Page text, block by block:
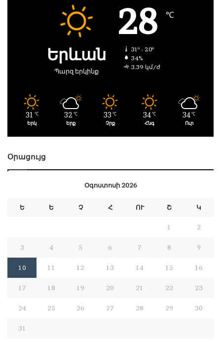
Երևան
Պարզ երկինք
28 ℃
31º - 20º
34%
3.39 կմ/ժ
31 ℃
Երկ
32 ℃
Երք
33 ℃
Չրք
34 ℃
Հնգ
34 ℃
Ուր
Օրացույց
Օգոստոսի 2026
Ե Ե Չ Հ ՈՒ Շ Կ
1 2
3 4 5 6 7 8 9
10 11 12 13 14 15 16
17 18 19 20 21 22 23
24 25 26 27 28 29 30
31